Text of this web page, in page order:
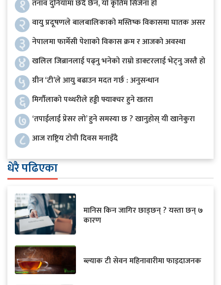
१ तनाव दुनियाँमा छँदै छैन, यो कृतिम सिर्जना हो
२ वायु प्रदूषणले बालबालिकाको मस्तिष्क विकासमा घातक असर
३ नेपालमा फार्मेसी पेशाको विकास क्रम र आजको अवस्था
४ खलिल जिब्रानलाई पढ्नु भनेको राम्रो डाक्टरलाई भेट्नु जस्तै हो
५ ग्रीन ‘टी’ले आयु बढाउन मदत गर्छ : अनुसन्धान
६ मिर्गौलाको पथ्थरीले हड्डी फ्याक्चर हुने खतरा
७ ‘तपाईलाई प्रेसर लो’ हुने समस्या छ ? खानुहोस् यी खानेकुरा
८ आज राष्ट्रिय टोपी दिवस मनाइँदै
धेरै पढिएका
मानिस किन जागिर छाड्छन् ? यस्ता छन् ७
कारण
ब्ल्याक टी सेवन महिनावारीमा फाइदाजनक